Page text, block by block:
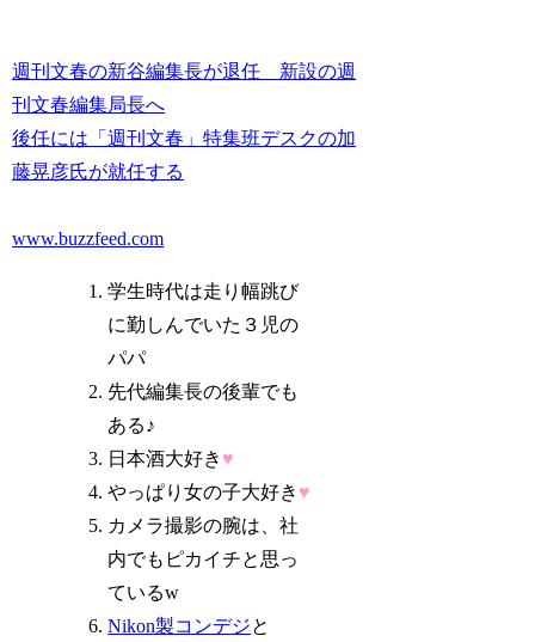
週刊文春の新谷編集長が退任 新設の週
刊文春編集局長へ
後任には「週刊文春」特集班デスクの加
藤晃彦氏が就任する
www.buzzfeed.com
学生時代は走り幅跳び
に勤しんでいた３児の
パパ
先代編集長の後輩でも
ある♪
日本酒大好き ♥
やっぱり女の子大好き ♥
カメラ撮影の腕は、社
内でもピカイチと思っ
ているw
Nikon製コンデジと